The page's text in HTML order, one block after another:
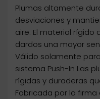
Plumas altamente
desviaciones y
aire. El material rígido
dardos una mayor
Válido solamente
sistema Push-In Las
rígidas y duraderas
Fabricada por la